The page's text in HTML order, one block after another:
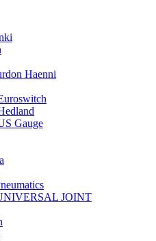
Haenni
Gauge
JOINT